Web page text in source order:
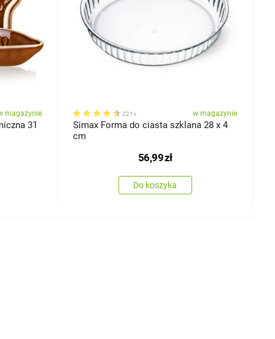
magazynie
31
221x w magazynie
Simax Forma do ciasta szklana 28 x 4
cm
56,99zł
Do koszyka